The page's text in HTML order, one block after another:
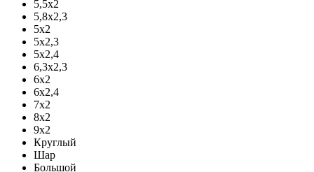
5,5х2
5,8х2,3
5х2
5х2,3
5х2,4
6,3х2,3
6х2
6х2,4
7х2
8х2
9х2
Круглый
Шар
Большой